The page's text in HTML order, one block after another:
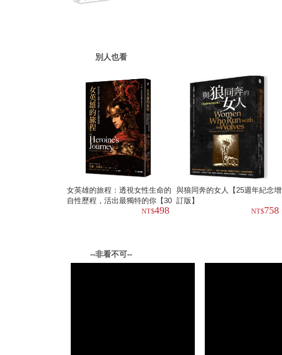
別人也看
女英雄的旅程：透視女性生命的
自性歷程，活出最獨特的你【30
498
與狼同奔的女人【25週年紀念增
訂版】
758
--非看不可--